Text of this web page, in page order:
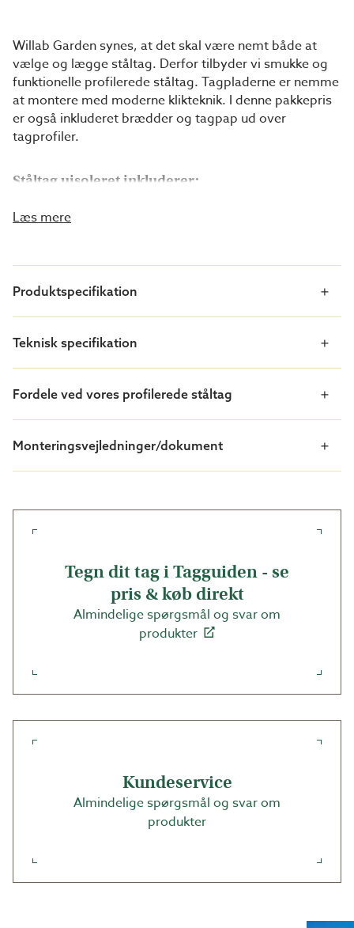
Willab Garden synes, at det skal være nemt både at
vælge og lægge ståltag. Derfor tilbyder vi smukke og
funktionelle profilerede ståltag. Tagpladerne er nemme
at montere med moderne klikteknik. I denne pakkepris
er også inkluderet brædder og tagpap ud over
tagprofiler.
Ståltag uisoleret inkluderer:
Tagplade i valgt farve
Pladeprofiler i matchende farve
Brædder til tilsvarende tagoverflade
Tagpap
BRÆDDER TIL TAG
Denne pris inkluderer også brædder, dvs. "undertag" af
høvlede brædder som underlag for ståltaget.
lægges under ståltaget.
Læs mere
Produktspecifikation
Teknisk specifikation
Fordele ved vores profilerede ståltag
Monteringsvejledninger/dokument
Tegn dit tag i Tagguiden - se
pris & køb direkt
Almindelige spørgsmål og svar om
produkter
Kundeservice
Almindelige spørgsmål og svar om
produkter